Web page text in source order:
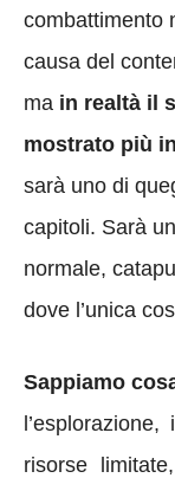
combattimento
causa del
ma in realtà il
mostrato più
sarà uno di
capitoli. Sarà
normale,
dove l’unica
Sappiamo
risorse